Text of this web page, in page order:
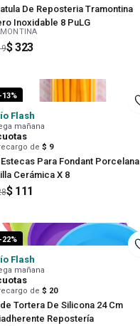
De Reposteria Tramontina
Inoxidable 8 PuLG
$ 323
-13%
Flash
mañana
de $ 9
Para Fondant Porcelana
Cerámica X 8
$ 111
-22%
Flash
mañana
de $ 20
Tortera De Silicona 24 Cm
Repostería